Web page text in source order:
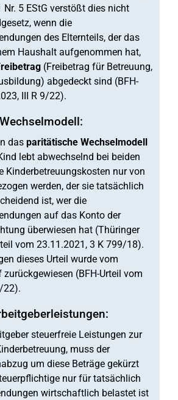
Nr. 5 EStG verstößt dies nicht
wenn die
des Elternteils, der das
Haushalt aufgenommen hat,
(Freibetrag für Betreuung,
abgedeckt sind (BFH-
III R 9/22).
das paritätische Wechselmodell
lebt abwechselnd bei beiden
Kinderbetreuungskosten nur von
werden, der sie tatsächlich
ist, wer die
auf das Konto der
überwiesen hat (Thüringer
vom 23.11.2021, 3 K 799/18).
dieses Urteil wurde vom
(BFH-Urteil vom
22).
steuerfreie Leistungen zur
muss der
um diese Beträge gekürzt
nur für tatsächlich
wirtschaftlich belastet ist